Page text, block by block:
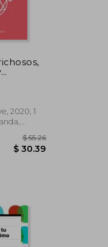
E2
los
2020, 1